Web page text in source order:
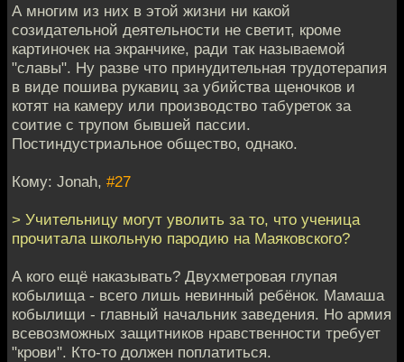
А многим из них в этой жизни ни какой
созидательной деятельности не светит, кроме
картиночек на экранчике, ради так называемой
"славы". Ну разве что принудительная трудотерапия
в виде пошива рукавиц за убийства щеночков и
котят на камеру или производство табуреток за
соитие с трупом бывшей пассии.
Постиндустриальное общество, однако.
Кому: Jonah, #27
> Учительницу могут уволить за то, что ученица
прочитала школьную пародию на Маяковского?
А кого ещё наказывать? Двухметровая глупая
кобылища - всего лишь невинный ребёнок. Мамаша
кобылищи - главный начальник заведения. Но армия
всевозможных защитников нравственности требует
"крови". Кто-то должен поплатиться.